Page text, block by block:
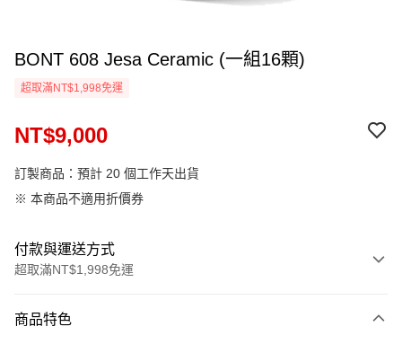
BONT 608 Jesa Ceramic (一組16顆)
超取滿NT$1,998免運
NT$9,000
訂製商品：預計 20 個工作天出貨
※ 本商品不適用折價券
付款與運送方式
超取滿NT$1,998免運
信用卡一次付款
商品特色